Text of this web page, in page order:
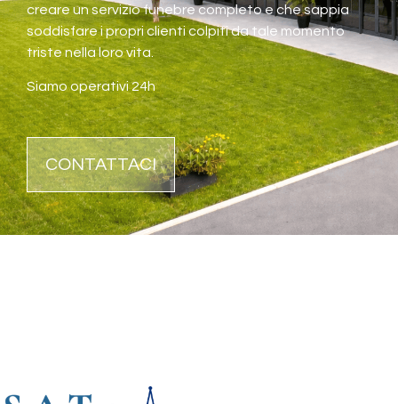
creare un servizio funebre completo e che sappia
soddisfare i propri clienti colpiti da tale momento
triste nella loro vita.
Siamo operativi 24h
CONTATTACI